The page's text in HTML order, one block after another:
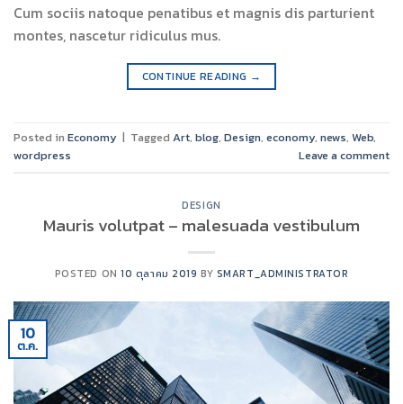
Cum sociis natoque penatibus et magnis dis parturient
montes, nascetur ridiculus mus.
CONTINUE READING →
Posted in Economy | Tagged Art, blog, Design, economy, news, Web,
wordpress
Leave a comment
DESIGN
Mauris volutpat – malesuada vestibulum
POSTED ON10 ตุลาคม 2019 BY SMART_ADMINISTRATOR
10
ต.ค.